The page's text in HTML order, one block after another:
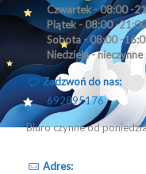
Czwartek - 08:00 -
Piątek - 08:00 -21:00
Sobota - 08:00 -
Niedziela - nieczynne
Zadzwoń do nas:
692895176
Biuro czynne od
Adres: